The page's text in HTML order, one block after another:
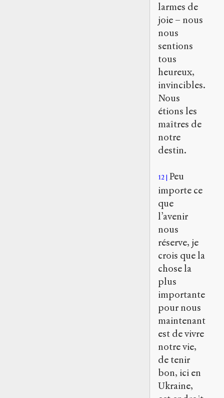
larmes de
joie – nous
nous
sentions
tous
heureux,
invincibles.
Nous
étions les
maîtres de
notre
destin.
12 Peu
importe ce
que
l’avenir
nous
réserve, je
crois que la
chose la
plus
importante
pour nous
maintenant
est de vivre
notre vie,
de tenir
bon, ici en
Ukraine,